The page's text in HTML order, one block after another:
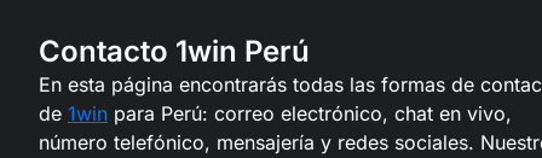
Contacto 1win Perú
En esta página encontrarás todas las formas de
de 1win para Perú: correo electrónico, chat en vivo,
número telefónico, mensajería y redes sociales.